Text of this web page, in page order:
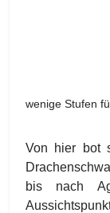
wenige Stufen
Von hier bot
bis nach